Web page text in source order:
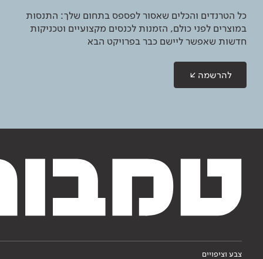
כל הטרנדים והכלים שאסור לפספס בתחום שלך: התנסות
במוצרים לפני כולם, הזמנות לכנסים מקצועיים וטכניקות
חדשות שאפשר ליישם כבר בפרויקט הבא
להרשמה
צבע וציפויים